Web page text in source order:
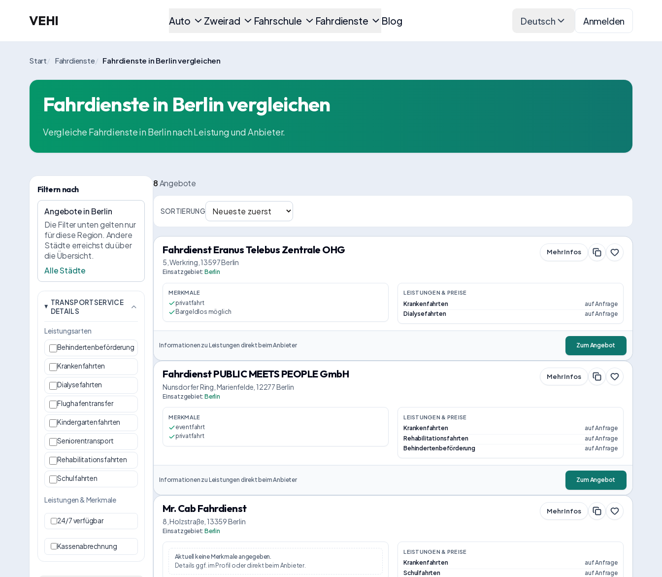
VEHI Auto Zweirad Fahrschule Fahrdienste Blog Deutsch Anmelden
Start/ Fahrdienste/ Fahrdienste in Berlin vergleichen
Fahrdienste in Berlin vergleichen
Vergleiche Fahrdienste in Berlin nach Leistung und Anbieter.
Filtern nach
Angebote in Berlin
Die Filter unten gelten nur
für diese Region. Andere
Städte erreichst du über
die Übersicht.
Alle Städte
TRANSPORTSERVICE
DETAILS
Leistungsarten
Behindertenbeförderung
Krankenfahrten
Dialysefahrten
Flughafentransfer
Kindergartenfahrten
Seniorentransport
Rehabilitationsfahrten
Schulfahrten
Leistungen & Merkmale
24/7 verfügbar
Kassenabrechnung
8 Angebote
SORTIERUNG
Fahrdienst Eranus Telebus Zentrale OHG
5, Werkring, 13597 Berlin
Einsatzgebiet:Berlin
Mehr Infos
MERKMALE
privatfahrt
Bargeldlos möglich
LEISTUNGEN & PREISE
Krankenfahrten
auf Anfrage
Dialysefahrten
auf Anfrage
Informationen zu Leistungen direkt beim Anbieter Zum Angebot
Fahrdienst PUBLIC MEETS PEOPLE GmbH
Nunsdorfer Ring, Marienfelde, 12277 Berlin
Einsatzgebiet:Berlin
Mehr Infos
MERKMALE
eventfahrt
privatfahrt
LEISTUNGEN & PREISE
Krankenfahrten
auf Anfrage
Rehabilitationsfahrten
auf Anfrage
Behindertenbeförderung
auf Anfrage
Informationen zu Leistungen direkt beim Anbieter Zum Angebot
Mr. Cab Fahrdienst
8, Holzstraße, 13359 Berlin
Einsatzgebiet:Berlin
Mehr Infos
Aktuell keine Merkmale angegeben.
Details ggf. im Profil oder direkt beim Anbieter.
LEISTUNGEN & PREISE
Krankenfahrten
auf Anfrage
Schulfahrten
auf Anfrage